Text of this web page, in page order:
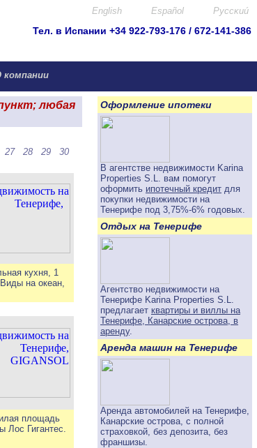
English Español Pyccκuú
Тел. в Испании +34 922-793-176 / 672-141-386
любая
27 28 29
30
кухня, 1
на океан,
площадь
Лос Гигантес.
Оформление ипотеки
В агентстве недвижимости Karina
Properties S.L. вам помогут
оформить ипотечный кредит для
покупки недвижимости на
Тенерифе под 3,75%-6% годовых.
Отдых на Тенерифе
Агентство недвижимости на
Тенерифе Karina Properties S.L.
предлагает квартиры и виллы на
Тенерифе, Канарские острова, в
аренду.
Аренда машин на Тенерифе
Аренда автомобилей на Тенерифе,
Канарские острова, с полной
страховкой, без депозита, без
франшизы.